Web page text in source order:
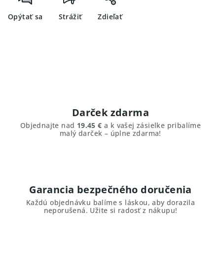
Opýtať sa Strážiť Zdieľať
Darček zdarma
Objednajte nad 19.45 € a k vašej zásielke pribalíme
malý darček – úplne zdarma!
Garancia bezpečného doručenia
Každú objednávku balíme s láskou, aby dorazila
neporušená. Užite si radosť z nákupu!